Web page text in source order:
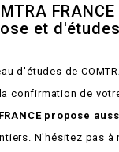
et
d'études de
confirmation de
FRANCE propose
N'hésitez pas à